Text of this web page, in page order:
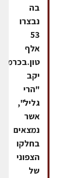
בה
נבצרו
53
אלף
טון.בכרמי
יקב
"הרי
גליל",
אשר
נמצאים
בחלקו
הצפוני
של